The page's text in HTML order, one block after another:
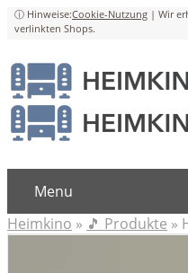
Cookie-Nutzung
Menu
Heimkino » 🎵 Produkte »